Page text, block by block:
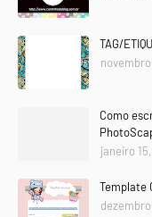
TAG/
novembro
Como
janeiro
Template
dezembro